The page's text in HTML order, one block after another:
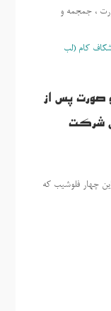
، جمجمه و
کام (لب
صورت پس از
شرکت
چهار فلوشیب که